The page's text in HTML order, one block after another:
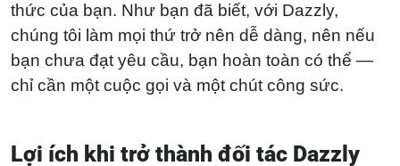
thức của bạn. Như bạn đã biết, với Dazzly,
chúng tôi làm mọi thứ trở nên dễ dàng, nên nếu
bạn chưa đạt yêu cầu, bạn hoàn toàn có thể —
chỉ cần một cuộc gọi và một chút công sức.
Lợi ích khi trở thành đối tác Dazzly